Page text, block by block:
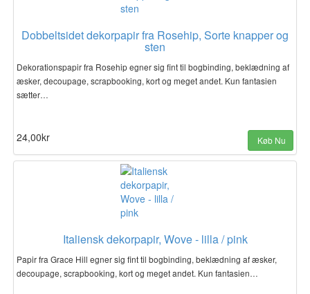
Dobbeltsidet dekorpapir fra Rosehip, Sorte knapper og
sten
Dekorationspapir fra Rosehip egner sig fint til bogbinding, beklædning af
æsker, decoupage, scrapbooking, kort og meget andet. Kun fantasien
sætter…
24,00kr Køb Nu
Italiensk dekorpapir, Wove - lilla / pink
Papir fra Grace Hill egner sig fint til bogbinding, beklædning af æsker,
decoupage, scrapbooking, kort og meget andet. Kun fantasien…